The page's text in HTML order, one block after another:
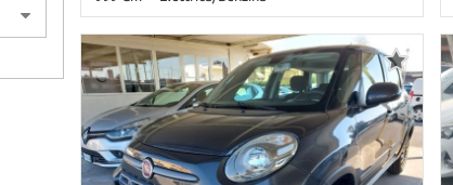
84.000 Km • Cambio Manuale (6) • Grigio
metallizzato • 3 Porte • ABS • Airbag • Airbag
laterali • Airbag Passeggero • Airbag testa •
Alzacristalli elettrici • Autoradio • Autoradio
digitale • Bluetooth • Chiusura centralizzata •
Climatizzatore • Controllo automatico clima •
Controllo trazione • Cruise Control • ESP •
Fendinebbia • Immobilizzatore elettronico •